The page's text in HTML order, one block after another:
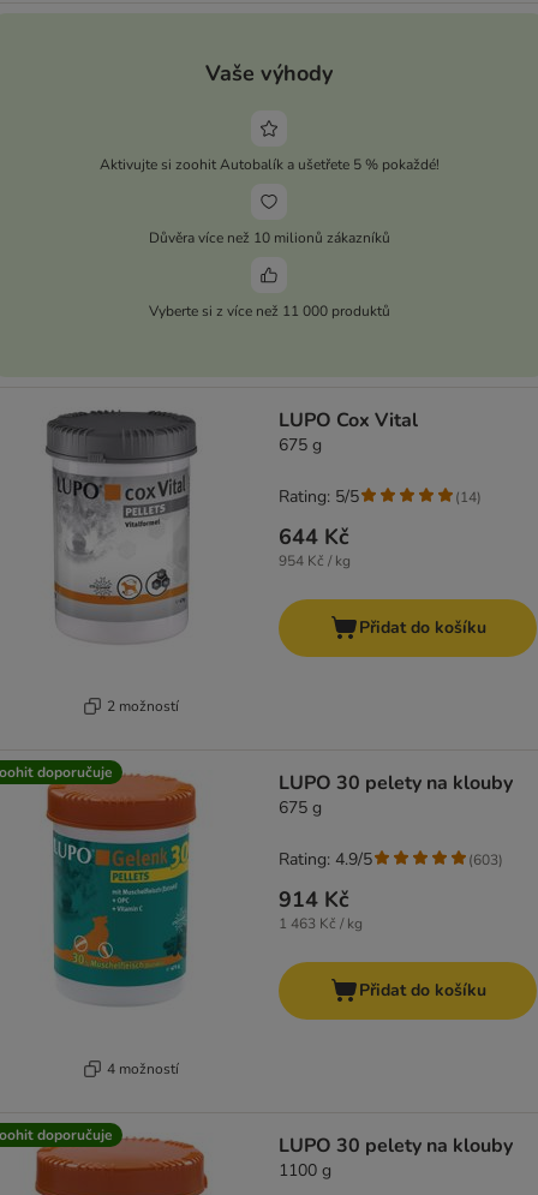
Vaše výhody
Aktivujte si zoohit Autobalík a ušetřete 5 % pokaždé!
Důvěra více než 10 milionů zákazníků
Vyberte si z více než 11 000 produktů
2 možností
LUPO Cox Vital
675 g
644 Kč
954 Kč / kg
Rating: 5/5 (14)
Přidat do košíku
doporučuje
4 možností
LUPO 30 pelety na klouby
675 g
914 Kč
1 463 Kč / kg
Rating: 4.9/5 (603)
Přidat do košíku
doporučuje LUPO 30 pelety na klouby
1100 g